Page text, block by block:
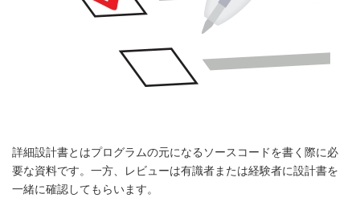
詳細設計書とはプログラムの元になるソースコードを書く際に必
要な資料です。一方、レビューは有識者または経験者に設計書を
一緒に確認してもらいます。